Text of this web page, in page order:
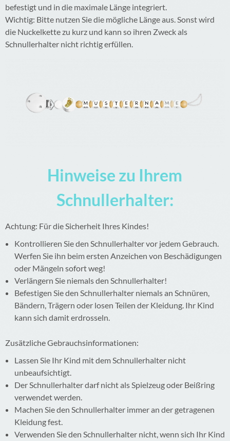
befestigt und in die maximale Länge integriert.
Wichtig: Bitte nutzen Sie die mögliche Länge aus. Sonst wird
die Nuckelkette zu kurz und kann so ihren Zweck als
Schnullerhalter nicht richtig erfüllen.
Hinweise zu Ihrem
Schnullerhalter:
Achtung: Für die Sicherheit Ihres Kindes!
Kontrollieren Sie den Schnullerhalter vor jedem Gebrauch.
Werfen Sie ihn beim ersten Anzeichen von Beschädigungen
oder Mängeln sofort weg!
Verlängern Sie niemals den Schnullerhalter!
Befestigen Sie den Schnullerhalter niemals an Schnüren,
Bändern, Trägern oder losen Teilen der Kleidung. Ihr Kind
kann sich damit erdrosseln.
Zusätzliche Gebrauchsinformationen:
Lassen Sie Ihr Kind mit dem Schnullerhalter nicht
unbeaufsichtigt.
Der Schnullerhalter darf nicht als Spielzeug oder Beißring
verwendet werden.
Machen Sie den Schnullerhalter immer an der getragenen
Kleidung fest.
Verwenden Sie den Schnullerhalter nicht, wenn sich Ihr Kind